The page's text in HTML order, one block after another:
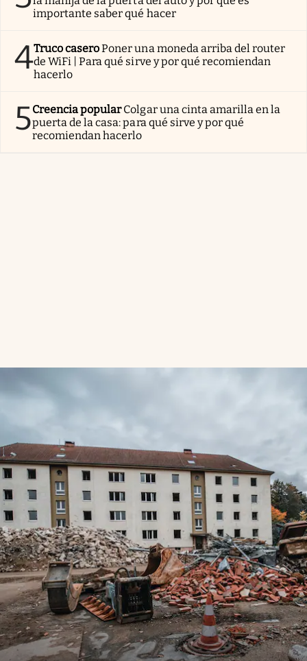
importante saber qué hacer
4Truco caseroPoner una moneda arriba del router
de WiFi | Para qué sirve y por qué recomiendan
hacerlo
5Creencia popularColgar una cinta amarilla en la
puerta de la casa: para qué sirve y por qué
recomiendan hacerlo